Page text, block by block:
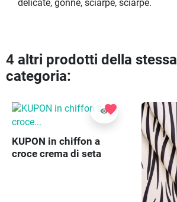
delicate, gonne, sciarpe, sciarpe.
4 altri prodotti della stessa
categoria:
visibilityfavorite
KUPON in chiffon a
croce crema di seta